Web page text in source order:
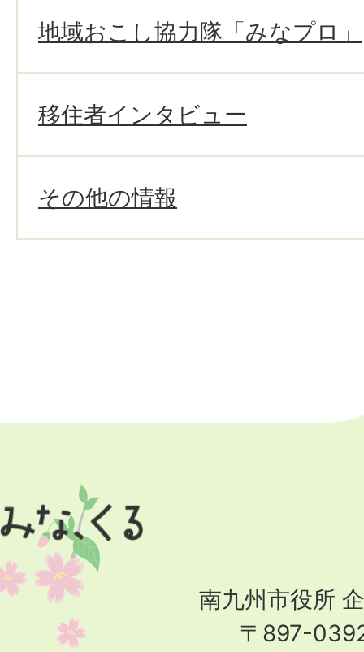
地域おこし協力隊「みなプロ」
移住者インタビュー
その他の情報
南九州市役所
〒897-